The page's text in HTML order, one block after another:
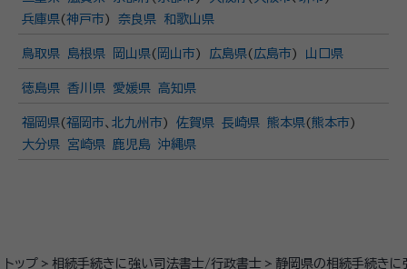
トップ 相続手続きに強い司法書士/行政書士 静岡県の相続手続き
兵庫県(神戸市) 奈良県 和歌山県
鳥取県 島根県 岡山県( 岡山市) 広島県( 広島市) 山口県
徳島県 香川県 愛媛県 高知県
福岡県(福岡市、 北九州市) 佐賀県 長崎県 熊本県(熊本市)
大分県
宮崎県 鹿児島 沖縄県